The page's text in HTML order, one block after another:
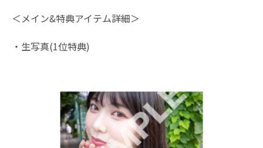
＜メイン&特典アイテム詳細＞
・生写真(1位特典)